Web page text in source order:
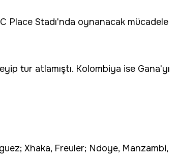
Place Stadı'nda oynanacak mücadele
tur atlamıştı. Kolombiya ise Gana'yı
Xhaka, Freuler; Ndoye, Manzambi,